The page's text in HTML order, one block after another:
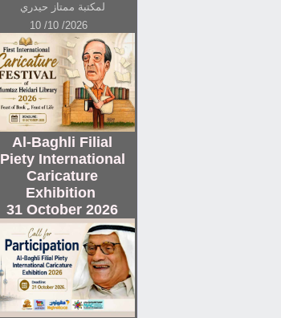
لمکتبة ممتاز حیدري
10 /10 /2026
Al-Baghli Filial
Piety International
Caricature
Exhibition
31 October 2026